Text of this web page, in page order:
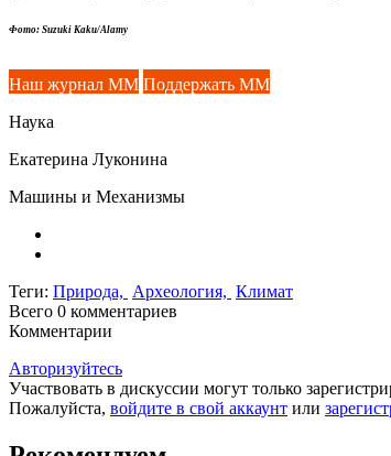
Фото: Suzuki Kaku/Alamy
Наш журнал ММ Поддержать ММ
Наука
Екатерина Луконина
Машины и Механизмы
Теги: Природа, Археология, Климат
Всего 0 комментариев
Комментарии
Авторизуйтесь
Участвовать в дискуссии могут только
Пожалуйста, войдите в свой аккаунт или